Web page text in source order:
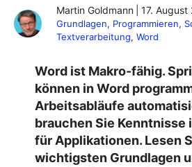
Martin Goldmann 17. August
Grundlagen, Programmieren,
Textverarbeitung, Word
Word ist Makro-fähig.
können in Word
Arbeitsabläufe
brauchen Sie Kenntnisse
für Applikationen. Lesen
wichtigsten Grundlagen